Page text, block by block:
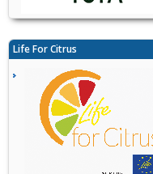
Life For Citrus